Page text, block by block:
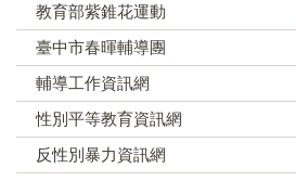
教育部紫錐花運動
臺中市春暉輔導團
輔導工作資訊網
性別平等教育資訊網
反性別暴力資訊網